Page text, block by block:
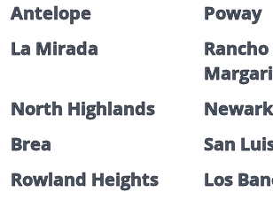
Antelope
Poway
La Mirada
North Highlands
Newark
Brea
San
Rowland Heights
Los